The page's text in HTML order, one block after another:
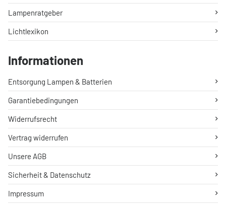
Lampenratgeber
Lichtlexikon
Informationen
Entsorgung Lampen & Batterien
Garantiebedingungen
Widerrufsrecht
Vertrag widerrufen
Unsere AGB
Sicherheit & Datenschutz
Impressum